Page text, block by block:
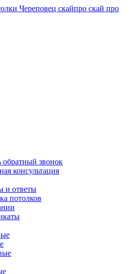
обратный звонок
консультация
и ответы
потолков